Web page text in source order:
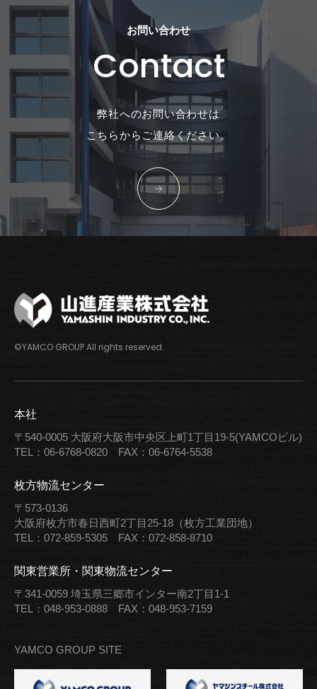
お問い合わせ
Contact
弊社へのお問い合わせは
こちらからご連絡ください。
本社
〒540-0005 大阪府大阪市中央区上町1丁目19-5(YAMCOビル)
TEL：06-6768-0820
FAX：06-6764-5538
枚方物流センター
〒573-0136
大阪府枚方市春日西町2丁目25-18（枚方工業団地）
TEL：072-859-5305
FAX：072-858-8710
関東営業所・関東物流センター
〒341-0059 埼玉県三郷市インター南2丁目1-1
TEL：048-953-0888
FAX：048-953-7159
YAMCO GROUP SITE
©YAMCO GROUP All rights reserved.